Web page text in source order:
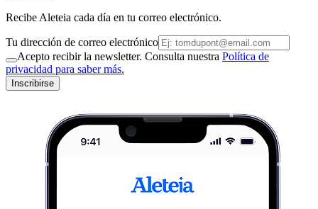
Recibe Aleteia cada día en tu correo electrónico.
Tu dirección de correo electrónico
Acepto recibir la newsletter. Consulta nuestra Política de
privacidad para saber más.
Inscribirse